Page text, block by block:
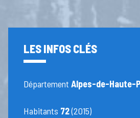
LES INFOS CLÉS
DépartementAlpes-de-Haute-
Habitants 72(2015)